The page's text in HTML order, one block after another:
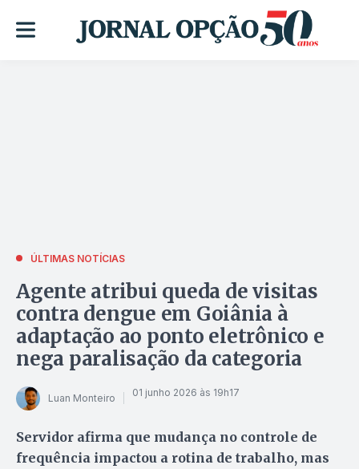
ÚLTIMAS NOTÍCIAS
Agente atribui queda de visitas
contra dengue em Goiânia à
adaptação ao ponto eletrônico e
nega paralisação da categoria
Luan Monteiro 01 junho 2026 às 19h17
Servidor afirma que mudança no controle de
frequência impactou a rotina de trabalho, mas